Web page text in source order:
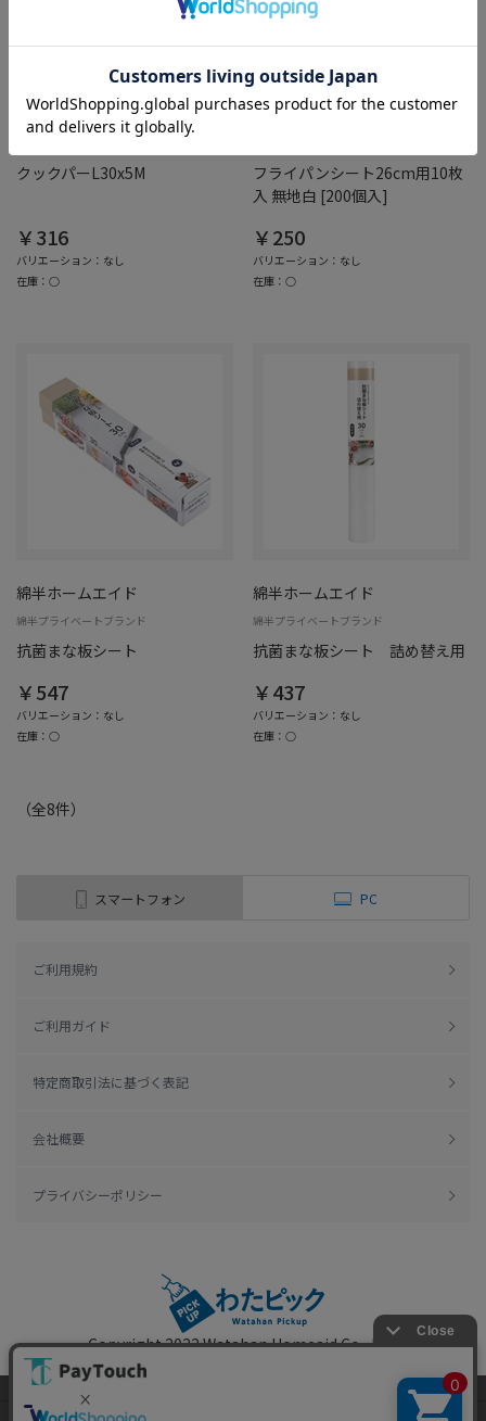
綿半ホームエイド
クックパーL30x5M
￥316
バリエーション：なし
在庫：○
フライパンシート26cm用10枚
入 無地白 [200個入]
￥250
バリエーション：なし
在庫：○
綿半ホームエイド
綿半プライベートブランド
抗菌まな板シート
￥547
バリエーション：なし
在庫：○
綿半ホームエイド
綿半プライベートブランド
抗菌まな板シート 詰め替え用
￥437
バリエーション：なし
在庫：○
（全8件）
スマートフォン PC
ご利用規約
ご利用ガイド
特定商取引法に基づく表記
会社概要
プライバシーポリシー
Copyright 2022Watahan Homeaid Co., Ltd.
Powered by Watahan Partners Co., Ltd.
当ウェブサイトでは、お客様により良いサービス